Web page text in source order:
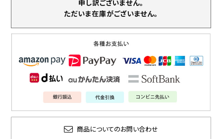
申し訳ございません。
ただいま在庫がございません。
商品についてのお問い合わせ